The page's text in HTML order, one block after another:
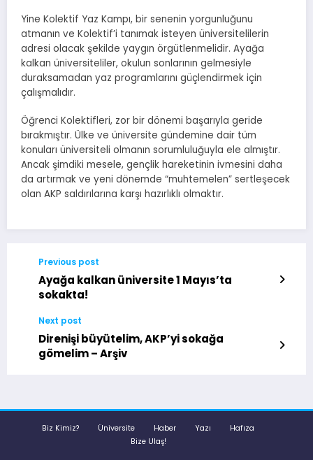
Yine Kolektif Yaz Kampı, bir senenin yorgunluğunu
atmanın ve Kolektif’i tanımak isteyen üniversitelilerin
adresi olacak şekilde yaygın örgütlenmelidir. Ayağa
kalkan üniversiteliler, okulun sonlarının gelmesiyle
duraksamadan yaz programlarını güçlendirmek için
çalışmalıdır.
Öğrenci Kolektifleri, zor bir dönemi başarıyla geride
bırakmıştır. Ülke ve üniversite gündemine dair tüm
konuları üniversiteli olmanın sorumluluğuyla ele almıştır.
Ancak şimdiki mesele, gençlik hareketinin ivmesini daha
da artırmak ve yeni dönemde “muhtemelen” sertleşecek
olan AKP saldırılarına karşı hazırlıklı olmaktır.
Previous post
Ayağa kalkan üniversite 1 Mayıs’ta
sokakta!
Next post
Direnişi büyütelim, AKP’yi sokağa
gömelim – Arşiv
Biz Kimiz? Üniversite Haber Yazı
Hafıza
Bize Ulaş!